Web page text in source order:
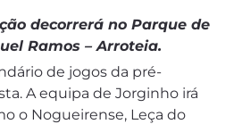
decorrerá no Parque de
Ramos – Arroteia.
de jogos da pré-
A equipa de Jorginho irá
o Nogueirense, Leça do